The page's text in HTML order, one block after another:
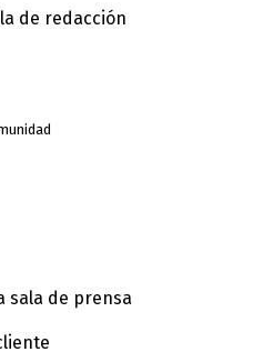
de redacción
sala de prensa